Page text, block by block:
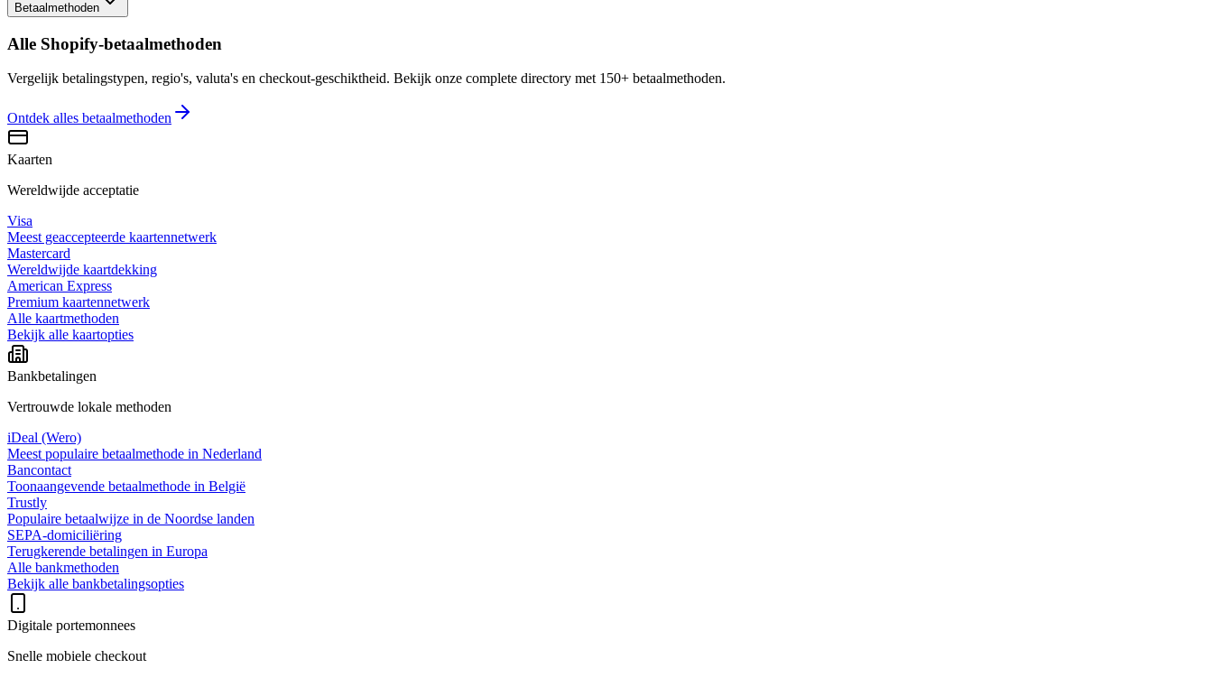
Betaalmethoden
Alle Shopify-betaalmethoden
Vergelijk betalingstypen, regio's, valuta's en checkout-geschiktheid. Bekijk onze complete directory met 150+ betaalmethoden.
Ontdek alles betaalmethoden
Kaarten
Wereldwijde acceptatie
Visa
Meest geaccepteerde kaartennetwerk
Mastercard
Wereldwijde kaartdekking
American Express
Premium kaartennetwerk
Alle kaartmethoden
Bekijk alle kaartopties
Bankbetalingen
Vertrouwde lokale methoden
iDeal (Wero)
Meest populaire betaalmethode in Nederland
Bancontact
Toonaangevende betaalmethode in België
Trustly
Populaire betaalwijze in de Noordse landen
SEPA-domiciliëring
Terugkerende betalingen in Europa
Alle bankmethoden
Bekijk alle bankbetalingsopties
Digitale portemonnees
Snelle mobiele checkout